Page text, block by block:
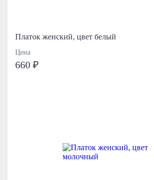
Платок женский, цвет белый
Цена
660 ₽